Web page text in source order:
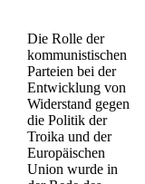
Die Rolle der
kommunistischen
Parteien bei der
Entwicklung von
Widerstand gegen
die Politik der
Troika und der
Europäischen
Union wurde in